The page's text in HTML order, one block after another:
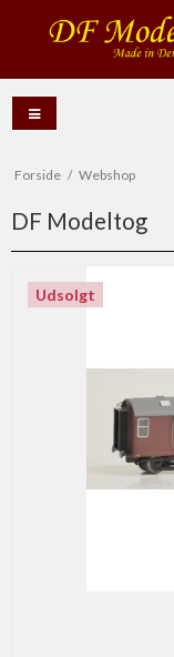
Forside / Webshop
DF Modeltog
Udsolgt